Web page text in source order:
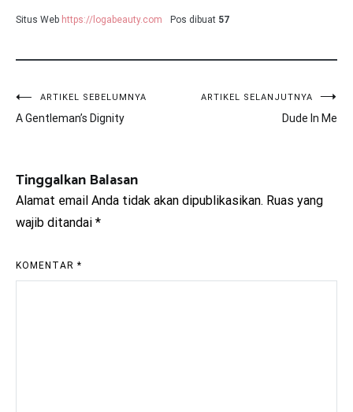
Situs Web https://logabeauty.com Pos dibuat 57
Navigasi
pos
ARTIKEL SEBELUMNYA
A Gentleman’s Dignity
ARTIKEL SELANJUTNYA
Dude In Me
Tinggalkan Balasan
Alamat email Anda tidak akan dipublikasikan. Ruas yang
wajib ditandai *
KOMENTAR *